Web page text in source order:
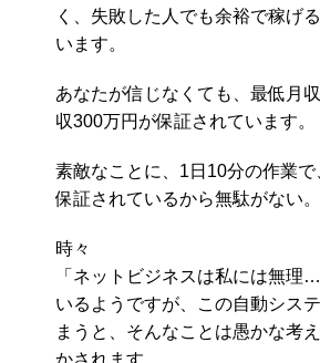
く、失敗した人でも余裕で稼げ
います。
あなたが信じなくても、最低月
収300万円が保証されています。
素敵なことに、1日10分の作業
保証されているから無駄がない。
時々
「ネットビジネスは私には無理
いるようですが、この自動シス
まうと、そんなことは愚かな考
かされます。